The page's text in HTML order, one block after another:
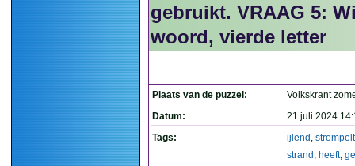
gebruikt. VRAAG 5:
woord, vierde letter
Plaats van de puzzel:
Volkskrant
Datum:
21 juli 2024
Tags:
ijlend , strompelt
strand , heeft,